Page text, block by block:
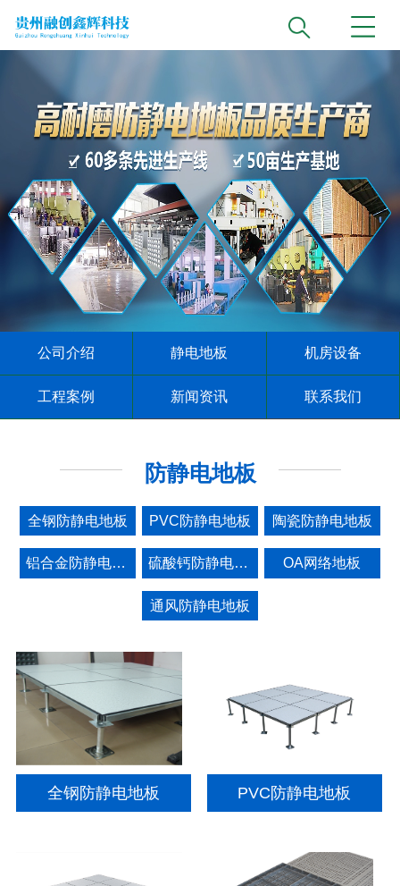
公司介绍 静电地板 机房设备
工程案例 新闻资讯 联系我们
防静电地板
全钢防静电地板 PVC防静电地板 陶瓷防静电地板
铝合金防静电地板 硫酸钙防静电地板 OA网络地板
通风防静电地板
全钢防静电地板 PVC防静电地板